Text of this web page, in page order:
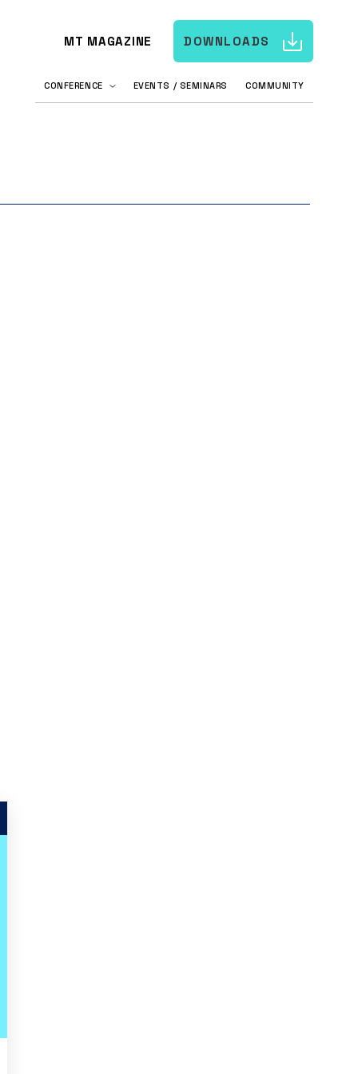
DOWNLOADS
MT MAGAZINE
CONFERENCE EVENTS / SEMINARS COMMUNITY